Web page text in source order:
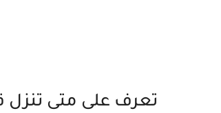
تعرف على متى تنزل